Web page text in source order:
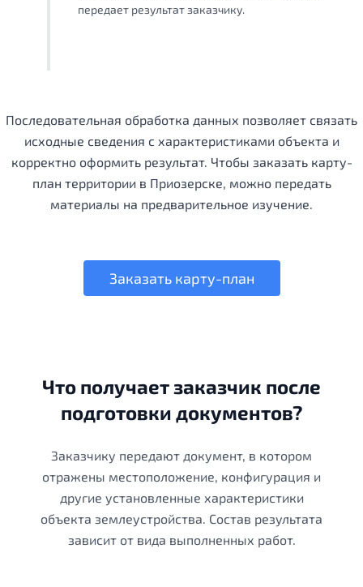
передает результат заказчику.
Последовательная обработка данных позволяет связать
исходные сведения с характеристиками объекта и
корректно оформить результат. Чтобы заказать карту-
план территории в Приозерске, можно передать
материалы на предварительное изучение.
Заказать карту-план
Что получает заказчик после
подготовки документов?
Заказчику передают документ, в котором
отражены местоположение, конфигурация и
другие установленные характеристики
объекта землеустройства. Состав результата
зависит от вида выполненных работ.